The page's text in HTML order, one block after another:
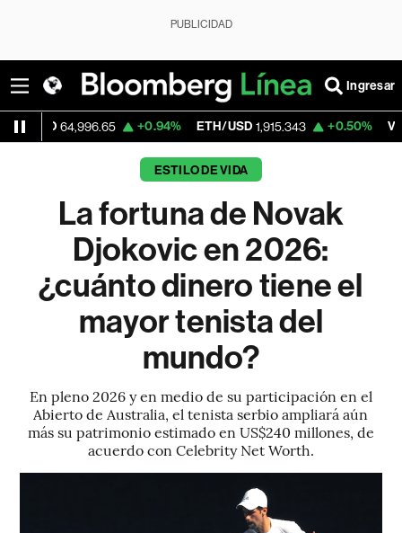
PUBLICIDAD
Ingresar
64,996.65 +0.94% ETH/USD 1,915.343 +0.50% Visa 370.47
ESTILO DE VIDA
La fortuna de Novak
Djokovic en 2026:
¿cuánto dinero tiene el
mayor tenista del
mundo?
En pleno 2026 y en medio de su participación en el
Abierto de Australia, el tenista serbio ampliará aún
más su patrimonio estimado en US$240 millones, de
acuerdo con Celebrity Net Worth.